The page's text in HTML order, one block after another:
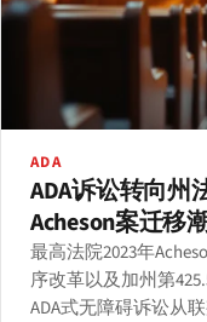
ADA
ADA诉讼转向州
Acheson案迁移
最高法院2023年
序改革以及加州第
ADA式无障碍诉讼从